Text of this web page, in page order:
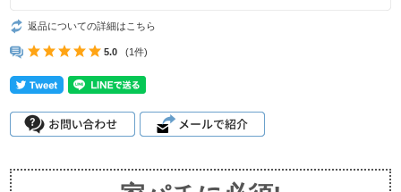
返品についての詳細はこちら
5.0 (1件)